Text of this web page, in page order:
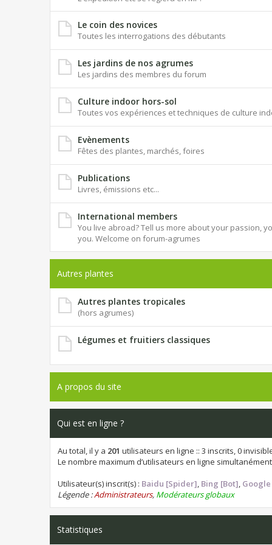
Le coin des novices
Toutes les interrogations des débutants
Les jardins de nos agrumes
Les jardins des membres du forum
Culture indoor hors-sol
Toutes vos expériences et techniques de culture
Evènements
Fêtes des plantes, marchés, foires
Publications
Livres, émissions etc...
International members
You live abroad? Tell us more about your passion,
you. Welcome on forum-agrumes
Autres plantes
Autres plantes tropicales
(hors agrumes)
Légumes et fruitiers classiques
A propos du site
Qui est en ligne ?
Au total, il y a 201 utilisateurs en ligne :: 3 inscrits, 0
Le nombre maximum d’utilisateurs en ligne
Utilisateur(s) inscrit(s) : Baidu [Spider], Bing [Bot],
Légende :Administrateurs, Modérateurs globaux
Statistiques